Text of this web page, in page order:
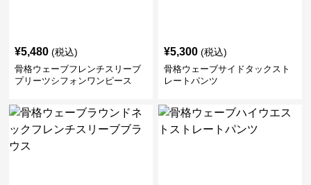
¥5,480 (税込)
骨格ウェーブフレンチスリーブ
プリーツシフォンワンピース
¥5,300 (税込)
骨格ウェーブサイドタックスト
レートパンツ